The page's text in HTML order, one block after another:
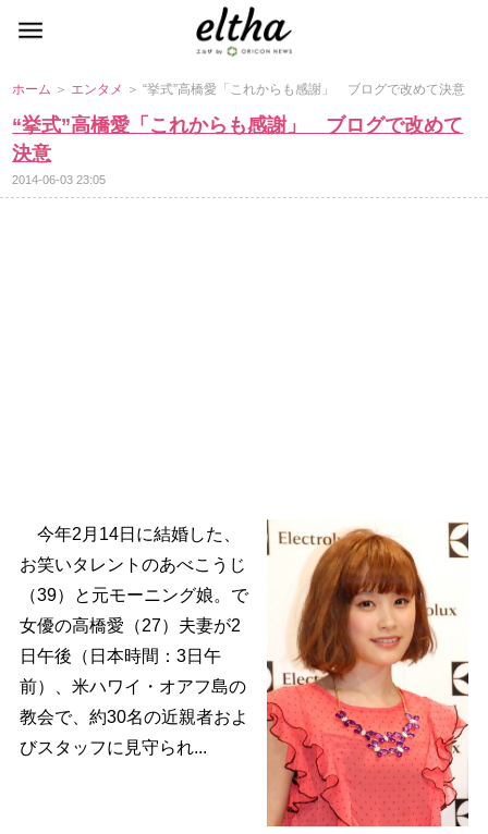
ホーム ＞ エンタメ ＞ “挙式”高橋愛「これからも感謝」 ブログで改めて決意
“挙式”高橋愛「これからも感謝」 ブログで改めて
決意
2014-06-03 23:05
今年2月14日に結婚した、
お笑いタレントのあべこうじ
（39）と元モーニング娘。で
女優の高橋愛（27）夫妻が2
日午後（日本時間：3日午
前）、米ハワイ・オアフ島の
教会で、約30名の近親者およ
びスタッフに見守られ...